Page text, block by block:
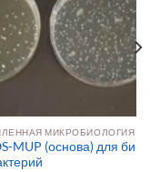
МИКРОБИОЛОГИЯ
MUP (основа) для би